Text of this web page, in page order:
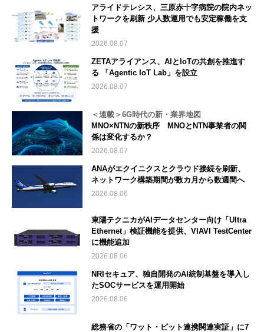
アライドテレシス、三原赤十字病院の院内ネッ
トワークを刷新 少人数運用でも安定稼働を支
援
2026.08.07
ZETAアライアンス、AIとIoTの共創を推進す
る 「Agentic IoT Lab」を設立
2026.08.07
＜連載＞6G時代の新・業界地図
MNO×NTNの新秩序 MNOとNTN事業者の関
係は変化するか？
2026.08.07
ANAがエクイニクスとクラウド接続を刷新、
ネットワーク構築期間が数カ月から数週間へ
2026.08.06
東陽テクニカがAIデータセンター向け「Ultra
Ethernet」検証機能を提供、VIAVI TestCenter
に機能追加
2026.08.06
NRIセキュア、独自開発のAI統制基盤を導入し
たSOCサービスを運用開始
2026.08.06
総務省の「ワット・ビット連携関連実証」に7